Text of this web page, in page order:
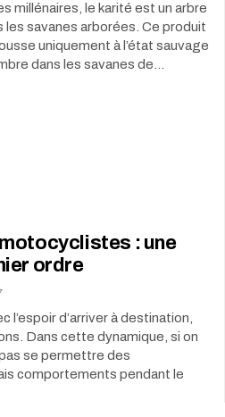
millénaires, le karité est un arbre
les savanes arborées. Ce produit
uniquement à l’état sauvage
dans les savanes de…
: une
ordre
l’espoir d’arriver à destination,
Dans cette dynamique, si on
se permettre des
comportements pendant le